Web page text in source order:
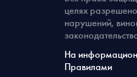
целях
нарушений,
На
Правилами